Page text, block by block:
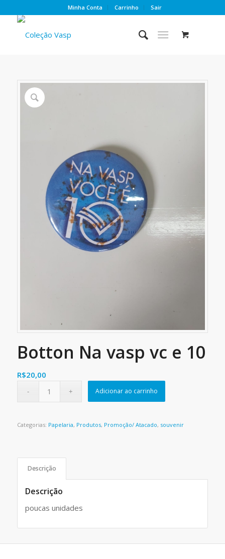
Minha Conta Carrinho Sair
Botton Na vasp vc e 10
R$20,00
Adicionar ao carrinho
Categorias: Papelaria, Produtos, Promoção/ Atacado, souvenir
Descrição
Descrição
poucas unidades